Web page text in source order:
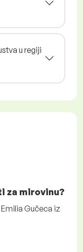
u regiji
za mirovinu?
Gučeca iz